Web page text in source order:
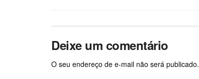
Deixe um comentário
O seu endereço de e-mail não será publicado.